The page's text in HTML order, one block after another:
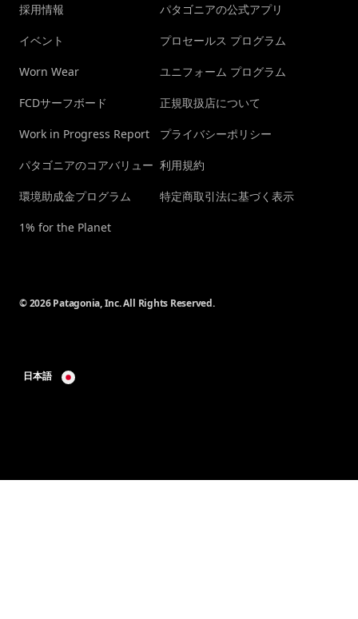
採用情報
イベント
Worn Wear
FCDサーフボード
Work in Progress Report
パタゴニアのコアバリュー
環境助成金プログラム
1% for the Planet
パタゴニアの公式アプリ
プロセールス プログラム
ユニフォーム プログラム
正規取扱店について
プライバシーポリシー
利用規約
特定商取引法に基づく表示
© 2026 Patagonia, Inc. All Rights Reserved.
日本語